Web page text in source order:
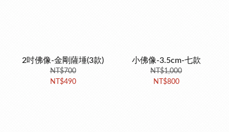
2吋佛像-金剛薩埵(3款)
NT$700
NT$490
小佛像-3.5cm-七款
NT$1,000
NT$800